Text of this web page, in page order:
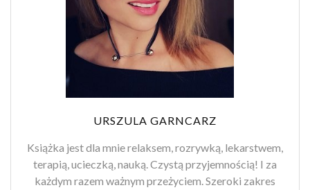
URSZULA GARNCARZ
Książka jest dla mnie relaksem, rozrywką, lekarstwem,
terapią, ucieczką, nauką. Czystą przyjemnością! I za
każdym razem ważnym przeżyciem. Szeroki zakres